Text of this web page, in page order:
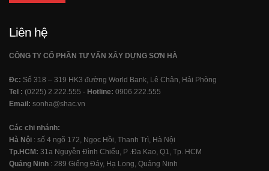
Liên hệ
CÔNG TY CỔ PHẦN TƯ VẤN XÂY DỰNG SƠN HÀ
Đc: Số 318 – 319 HK3 đường World Bank, Lê Chân, Hải Phòng
Tel : (0225) 2.222.555 - Hotline: 0906.222.555
Email: sonha@shac.vn
Các chi nhánh:
Hà Nội : số 4 ngõ 172, Ngọc Hồi, Thanh Trì, Hà Nội
Tp.HCM: 31a Nguyễn Đình Chiểu, P .Đa Kao, Q1, Tp. HCM
Quảng Ninh : 289 Giếng Đáy, Hạ Long, Quảng Ninh